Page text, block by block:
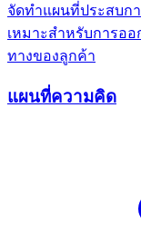
จัดทำแผนที่ประสบก
เหมาะสำหรับการอ
ทางของลูกค้า
แผนที่ความคิด